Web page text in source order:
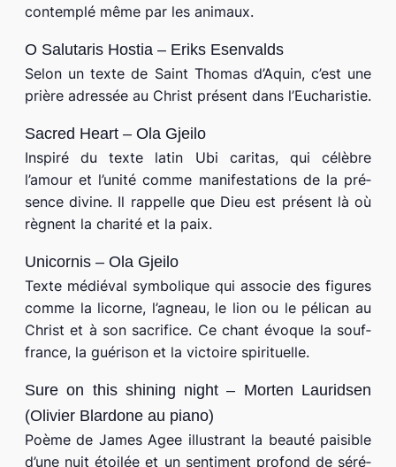
contem­plé même par les ani­maux.
O Salutaris Hostia – Eriks Esenvalds
Selon un texte de Saint Thomas d’Aquin, c’est une
prière adres­sée au Christ pré­sent dans l’Eucharistie.
Sacred Heart – Ola Gjeilo
Inspiré du texte latin Ubi cari­tas, qui célèbre
l’amour et l’unité comme mani­fes­ta­tions de la pré­
sence divine. Il rap­pelle que Dieu est pré­sent là où
règnent la cha­ri­té et la paix.
Unicornis – Ola Gjeilo
Texte médié­val sym­bo­lique qui asso­cie des figures
comme la licorne, l’agneau, le lion ou le péli­can au
Christ et à son sacri­fice. Ce chant évoque la souf­
france, la gué­ri­son et la vic­toire spi­ri­tuelle.
Sure on this shi­ning night – Morten Lauridsen
(Olivier Blardone au pia­no)
Poème de James Agee illus­trant la beau­té pai­sible
d’une nuit étoi­lée et un sen­ti­ment pro­fond de séré­